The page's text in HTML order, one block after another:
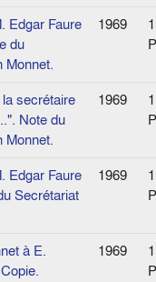
Edgar Faure
du
Monnet.
1969
1
secrétaire
Note du
Monnet.
1969
1
Edgar Faure
Secrétariat
1969
1
à E.
1969
1